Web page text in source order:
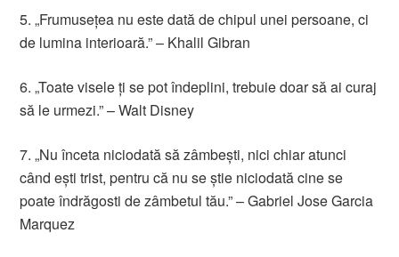
5. „Frumuseţea nu este dată de chipul unei persoane, ci
de lumina interioară.” – Khalil Gibran
6. „Toate visele ţi se pot îndeplini, trebuie doar să ai curaj
să le urmezi.” – Walt Disney
7. „Nu înceta niciodată să zâmbeşti, nici chiar atunci
când eşti trist, pentru că nu se ştie niciodată cine se
poate îndrăgosti de zâmbetul tău.” – Gabriel Jose Garcia
Marquez